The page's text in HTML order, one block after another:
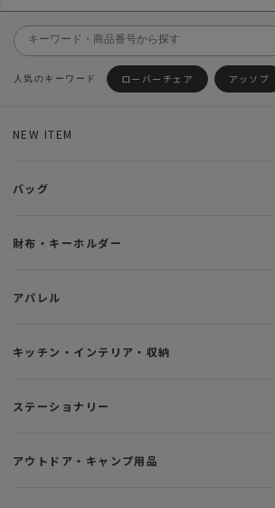
ローバーチェア アッソブ
NEW ITEM
バッグ
財布・キーホルダー
アパレル
キッチン・インテリア・収納
ステーショナリー
アウトドア・キャンプ用品